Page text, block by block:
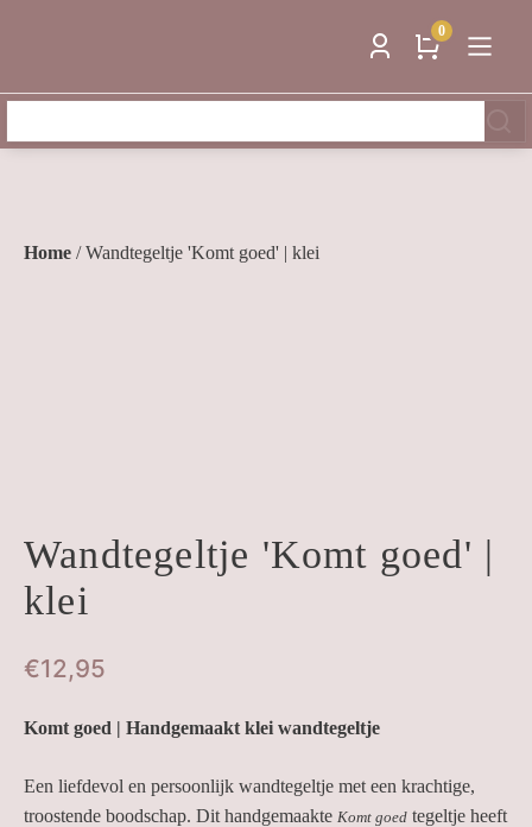
0
naar:
Home / Wandtegeltje 'Komt goed' | klei
Wandtegeltje 'Komt goed' |
klei
€12,95
Komt goed | Handgemaakt klei wandtegeltje
Een liefdevol en persoonlijk wandtegeltje met een krachtige,
troostende boodschap. Dit handgemaakte Komt goed tegeltje heeft